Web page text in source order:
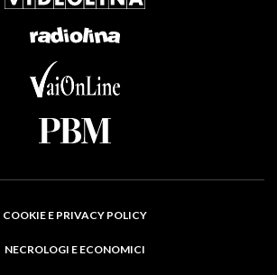
COOKIE E PRIVACY POLICY
NECROLOGI E ECONOMICI